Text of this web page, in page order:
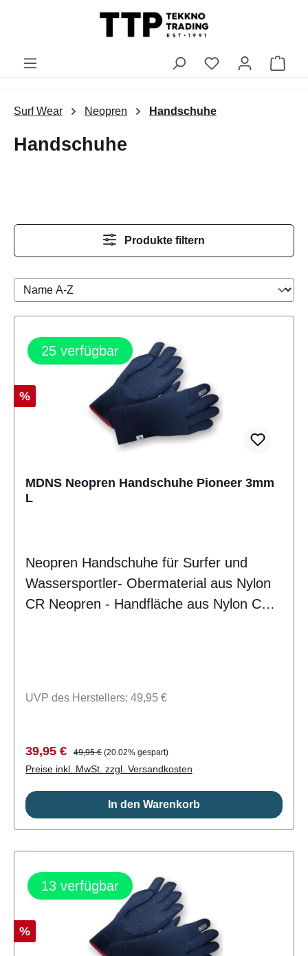
Du hast 0
Surf Wear Neopren Handschuhe
Handschuhe
Produkte filtern
25 verfügbar
Rabatt
%
MDNS Neopren Handschuhe Pioneer 3mm
L
Neopren Handschuhe für Surfer und
Wassersportler- Obermaterial aus Nylon
CR Neopren - Handfläche aus Nylon CR
UVP des Herstellers: 49,95 €
Verkaufspreis:
39,95 € Regulärer Preis:
49,95 € (20.02% gespart)
Preise inkl. MwSt. zzgl. Versandkosten
In den Warenkorb
13 verfügbar
Rabatt
%